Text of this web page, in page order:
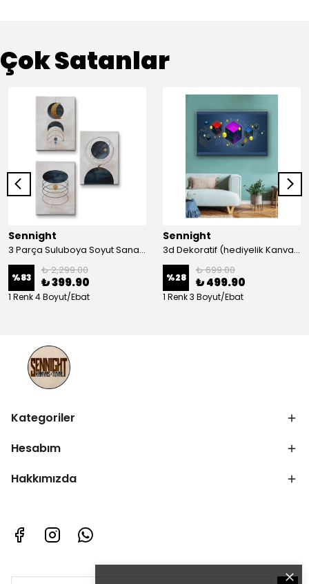
Çok Satanlar
Sennight
3 Parça Suluboya Soyut Sanat Koleksiyonu Dekoratif Kanvas Tablo
%83
₺ 2,299.00
₺ 399.90
1 Renk 4 Boyut/Ebat
Sennight
3d Dekoratif (hediyelik Kanvas Tablo)
%28
₺ 699.00
₺ 499.90
1 Renk 3 Boyut/Ebat
Kategoriler
Hesabım
Hakkımızda